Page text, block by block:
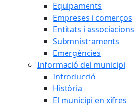
Equipaments
Empreses i comerços
Entitats i associacions
Submnistraments
Emergències
Informació del municipi
Introducció
Història
El municipi en xifres